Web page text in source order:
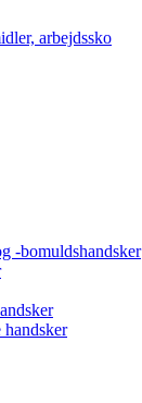
-bomuldshandsker